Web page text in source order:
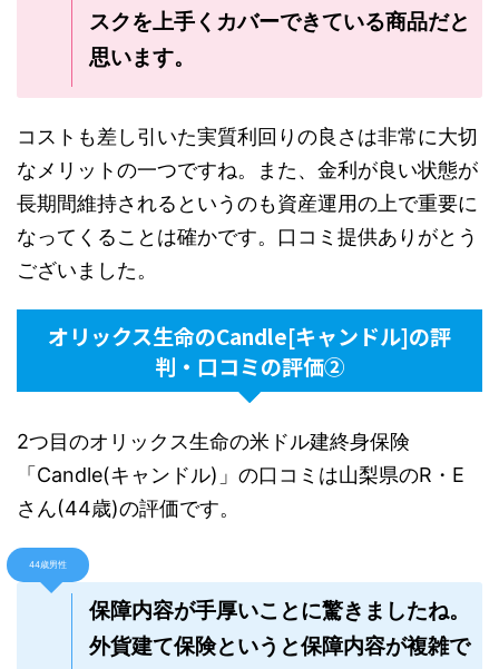
スクを上手くカバーできている商品だと
思います。
コストも差し引いた実質利回りの良さは非常に大切
なメリットの一つですね。また、金利が良い状態が
長期間維持されるというのも資産運用の上で重要に
なってくることは確かです。口コミ提供ありがとう
ございました。
オリックス生命のCandle[キャンドル]の評
判・口コミの評価②
2つ目のオリックス生命の米ドル建終身保険
「Candle(キャンドル)」の口コミは山梨県のR・E
さん(44歳)の評価です。
44歳男性
保障内容が手厚いことに驚きましたね。
外貨建て保険というと保障内容が複雑で